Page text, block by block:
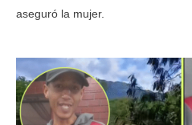
aseguró la mujer.